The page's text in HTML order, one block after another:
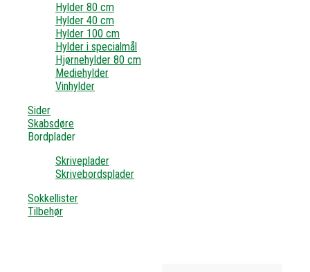
Hylder 80 cm
Hylder 40 cm
Hylder 100 cm
Hylder i specialmål
Hjørnehylder 80 cm
Mediehylder
Vinhylder
Sider
Skabsdøre
Bordplader
Skriveplader
Skrivebordsplader
Sokkellister
Tilbehør